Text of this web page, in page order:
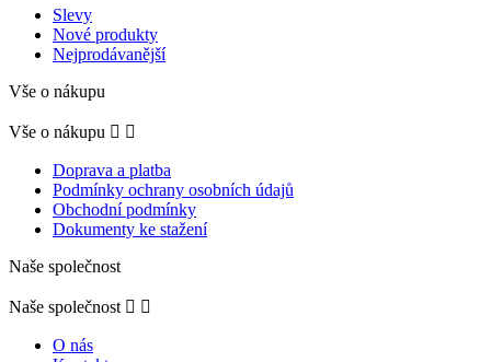
Slevy
Nové produkty
Nejprodávanější
Vše o nákupu
Vše o nákupu  
Doprava a platba
Podmínky ochrany osobních údajů
Obchodní podmínky
Dokumenty ke stažení
Naše společnost
Naše společnost  
O nás